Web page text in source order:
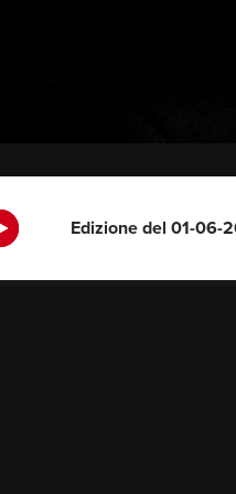
Edizione del 01-06-